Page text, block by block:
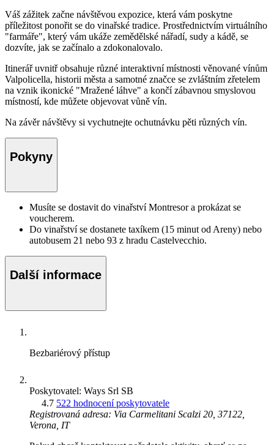
Váš zážitek začne návštěvou expozice, která vám poskytne
příležitost ponořit se do vinařské tradice. Prostřednictvím virtuálního
"farmáře", který vám ukáže zemědělské nářadí, sudy a kádě, se
dozvíte, jak se začínalo a zdokonalovalo.
Itinerář uvnitř obsahuje různé interaktivní místnosti věnované vínům
Valpolicella, historii města a samotné značce se zvláštním zřetelem
na vznik ikonické "Mražené láhve" a končí zábavnou smyslovou
místností, kde můžete objevovat vůně vín.
Na závěr návštěvy si vychutnejte ochutnávku pěti různých vín.
Pokyny
Musíte se dostavit do vinařství Montresor a prokázat se
voucherem.
Do vinařství se dostanete taxíkem (15 minut od Areny) nebo
autobusem 21 nebo 93 z hradu Castelvecchio.
Další informace
Bezbariérový přístup
Poskytovatel: Ways Srl SB
4.7 522 hodnocení poskytovatele
Registrovaná adresa: Via Carmelitani Scalzi 20, 37122,
Verona, IT